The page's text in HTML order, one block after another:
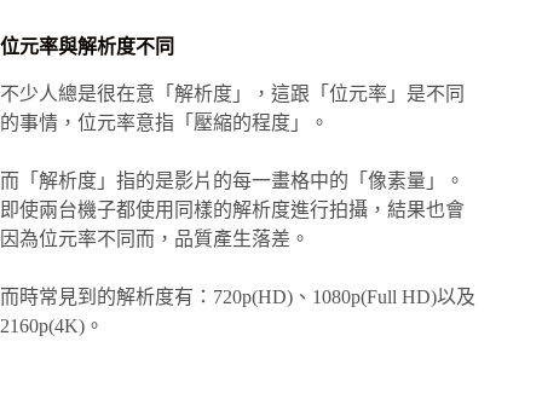
位元率與解析度不同
不少人總是很在意「解析度」，這跟「位元率」是不同
的事情，位元率意指「壓縮的程度」。
而「解析度」指的是影片的每一畫格中的「像素量」。
即使兩台機子都使用同樣的解析度進行拍攝，結果也會
因為位元率不同而，品質產生落差。
而時常見到的解析度有：720p(HD)、1080p(Full HD)以及
2160p(4K)。